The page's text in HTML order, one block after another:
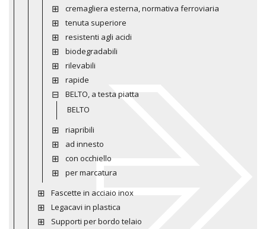
cremagliera esterna, normativa ferroviaria
tenuta superiore
resistenti agli acidi
biodegradabili
rilevabili
rapide
BELTO, a testa piatta
BELTO
riapribili
ad innesto
con occhiello
per marcatura
Fascette in acciaio inox
Legacavi in plastica
Supporti per bordo telaio